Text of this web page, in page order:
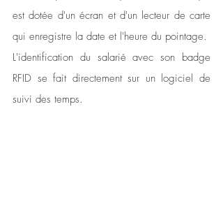
est dotée d'un écran et d'un lecteur de carte
qui enregistre la date et l'heure du pointage.
L'identification du salarié avec son badge
RFID se fait directement sur un logiciel de
suivi des temps.